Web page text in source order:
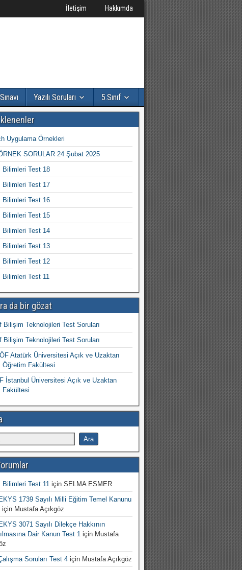
İletişim Hakkımda
Yazılı Soruları 5.Sınıf
Uygulama Örnekleri
SORULAR 24 Şubat 2025
Bilimleri Test 18
Bilimleri Test 17
Bilimleri Test 16
Bilimleri Test 15
Bilimleri Test 14
Bilimleri Test 13
Bilimleri Test 12
Bilimleri Test 11
da bir gözat
Bilişim Teknolojileri Test Soruları
Bilişim Teknolojileri Test Soruları
Atatürk Üniversitesi Açık ve Uzaktan
Öğretim Fakültesi
İstanbul Üniversitesi Açık ve Uzaktan
Fakültesi
Bilimleri Test 11için SELMA ESMER
1739 Sayılı Milli Eğitim Temel Kanunu
için Mustafa Açıkgöz
3071 Sayılı Dilekçe Hakkının
Dair Kanun Test 1için Mustafa
Soruları Test 4için Mustafa Açıkgöz